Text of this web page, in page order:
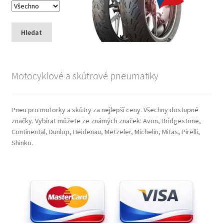
Hledat
Motocyklové a skútrové pneumatiky
Pneu pro motorky a skůtry za nejlepší ceny. Všechny dostupné
značky. Vybírat můžete ze známých značek: Avon, Bridgestone,
Continental, Dunlop, Heidenau, Metzeler, Michelin, Mitas, Pirelli,
Shinko.